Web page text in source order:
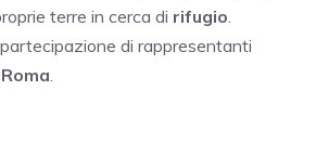
terre in cerca di rifugio.
di rappresentanti
.